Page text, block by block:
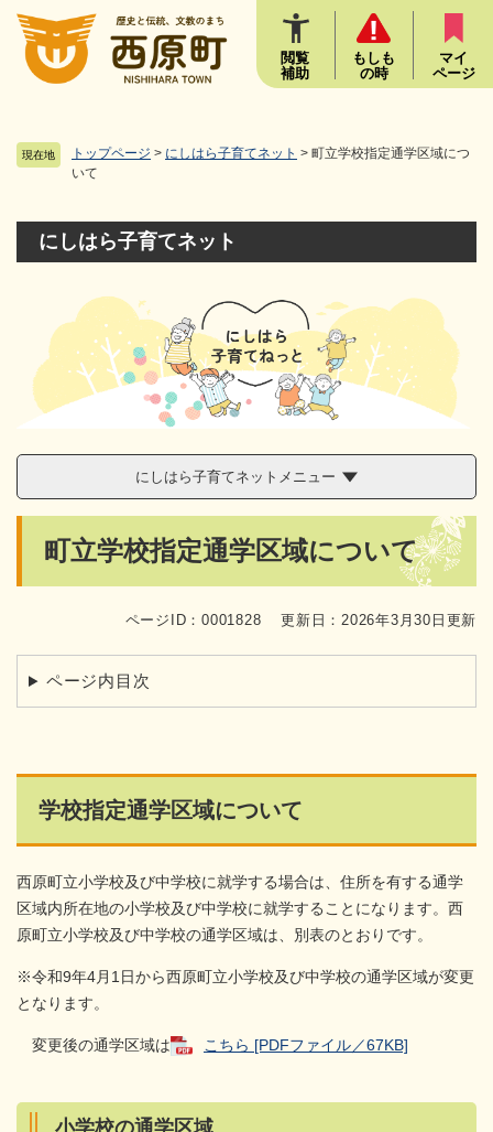
メニューを飛ばして本文へ
閲覧
補助
もしも
の時
マイ
ページ
現在地 トップページ > にしはら子育てネット > 町立学校指定通学区域につ
いて
にしはら子育てネット
にしはら子育てネットメニュー
町立学校指定通学区域について
ページID：0001828 更新日：2026年3月30日更新
ページ内目次
学校指定通学区域について
西原町立小学校及び中学校に就学する場合は、住所を有する通学
区域内所在地の小学校及び中学校に就学することになります。西
原町立小学校及び中学校の通学区域は、別表のとおりです。
※令和9年4月1日から西原町立小学校及び中学校の通学区域が変更
となります。
変更後の通学区域は こちら [PDFファイル／67KB]